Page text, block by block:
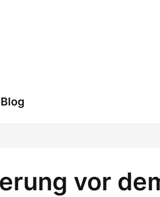
Blog
vor